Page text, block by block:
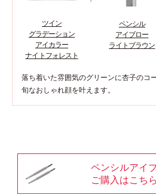
ツイン
グラデーション
アイカラー
ナイトフォレスト
ペンシル
アイブロー
ライトブラウン
落ち着いた雰囲気のグリーンに杏子のコ
旬なおしゃれ顔を叶えます。
ペンシルアイ
ご購入はこち